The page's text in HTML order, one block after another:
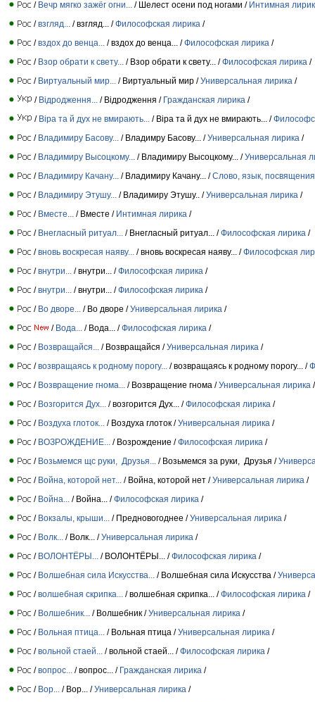
/ Вечр мягко зажёг огни... / Шелест осени под ногами / Интимная
/взгляд... / взгляд... /Философская лирика /
/вздох до венца... / вздох до венца... /Философская лирика /
/ Взор обрати к свету... / Взор обрати к свету... /Философская лирика /
/ Виртуальный мир... / Виртуальный мир /Универсальная лирика /
/ Відродження... / Відродження / Гражданская лирика /
/ Віра та й дух не вмирають... / Віра та й дух не вмирають... /
/ Владимиру Басову... / Владимру Басову... /Универсальная лирика /
/ Владимиру Высоцкому... / Владимиру Высоцкому... /Универсальная
/ Владимиру Качану... / Владимиру Качану... /Слово, язык,
/ Владимиру Этушу... / Владимиру Этушу.. /Универсальная лирика /
/ Вместе... / Вместе / Интимная лирика /
/ Внегласный ритуал... / Внегласный ритуал... /Философская лирика /
/вновь воскресая наяву... / вновь воскресая наяву... /Философская
/внутри... / внутри... /Философская лирика /
/внутри... / внутри... /Философская лирика /
/ Во дворе... / Во дворе /Универсальная лирика /
/ Вода... / Вода... /Философская лирика /
/ Возвращайся... / Возвращайся /Универсальная лирика /
/возвращаясь к родному порогу... / возвращаясь к родному порогу... /
/ Возвращение гнома... / Возвращение гнома /Универсальная лирика /
/ Возгорится Дух... / возгорится Дух... /Философская лирика /
/ Воздуха глоток... / Воздуха глоток /Универсальная лирика /
/ ВОЗРОЖДЕНИЕ... / Возрождение /Философская лирика /
/ Возьмемся щс руки, Друзья... / Возьмемся за руки, Друзья /
/ Война, которой нет... / Война, которой нет /Универсальная лирика /
/ Война... / Война... /Философская лирика /
/ Вокзалы, крыши... / Предновогоднее /Универсальная лирика /
/ Волк... / Волк... /Универсальная лирика /
/ ВОЛОНТЁРЫ... / ВОЛОНТЁРЫ... /Философская лирика /
/ Волшебная сила Искусства... / Волшебная сила Искусства /
/волшебная скрипка... / волшебная скрипка... /Философская лирика /
/ Волшебник... / Волшебник /Универсальная лирика /
/ Вольная птица... / Вольная птица /Универсальная лирика /
/вольной стаей... / вольной стаей... /Философская лирика /
/вопрос... / вопрос... / Гражданская лирика /
/ Вор... / Вор... /Универсальная лирика /